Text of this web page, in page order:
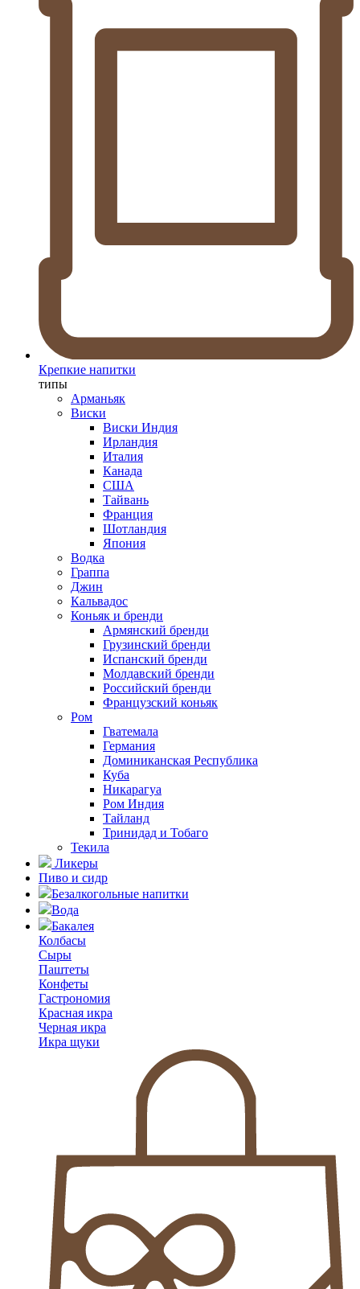
Крепкие напитки
типы
Арманьяк
Виски
Виски Индия
Ирландия
Италия
Канада
США
Тайвань
Франция
Шотландия
Япония
Водка
Граппа
Джин
Кальвадос
Коньяк и бренди
Армянский бренди
Грузинский бренди
Испанский бренди
Молдавский бренди
Российский бренди
Французский коньяк
Ром
Гватемала
Германия
Доминиканская Республика
Куба
Никарагуа
Ром Индия
Тайланд
Тринидад и Тобаго
Текила
Ликеры
Пиво и сидр
Безалкогольные напитки
Вода
Бакалея
Колбасы
Сыры
Паштеты
Конфеты
Гастрономия
Красная икра
Черная икра
Икра щуки